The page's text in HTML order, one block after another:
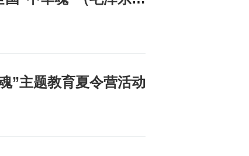
”主题教育夏令营活动